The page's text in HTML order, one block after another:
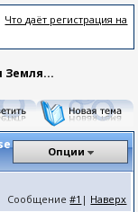
Что даёт регистрация на
Земля...
Опции
Сообщение#1 | Наверх